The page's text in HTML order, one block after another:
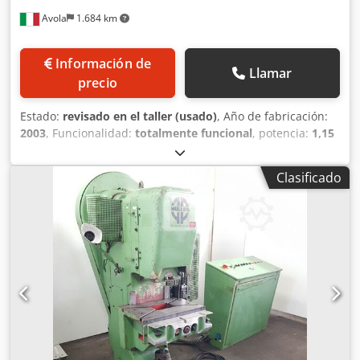
regulable en altura mediante husillo roscado - Plano
1950 mm Peso 1250 kg buena condición
Avola 1.684 km
Información de
precio
Llamar
Estado: revisado en el taller (usado), Año de fabricación:
2003, Funcionalidad: totalmente funcional, potencia: 1,15
, Equipamiento:Marcado CE, documentación
/ manual, CARACTERÍSTICAS TÉCNICAS SANGIACOMO T15:
Prensa Modelo: T15 CE Número de serie: 11637 Año de
fabricación: 2003 Fuerza nominal: 150 kN Carrera nominal:
1,8 mm Carrera ajustable: 7–60 mm Posición de parada:
PMS (Punto Muerto Superior) Regulación del martillo: 40
mm Tiempo de parada: 79 ms Golpes por minuto: 165
Distancia de seguridad (1,6m/s): 127 mm Superficie
máxima del molde: 260 x 360 mm Altura máxima del molde
cerrado: 226,5 mm Altura mínima del molde cerrado: 200
mm Masa del molde superior: 25 kg Revoluciones del
volante a 1º: 165 Inserciones máximas a 1º: 70 Potencia
instalada: 1,15 kW Voltaje: 400 V Voltaje auxiliar: 24 V
Clasificado